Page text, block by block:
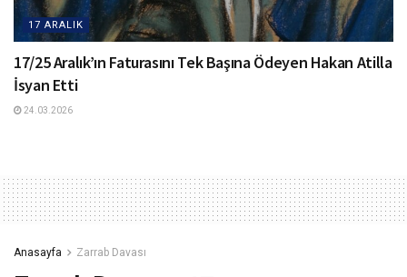
17 ARALIK
17/25 Aralık’ın Faturasını Tek Başına Ödeyen Hakan Atilla
İsyan Etti
24.03.2026
Anasayfa Zarrab Davası